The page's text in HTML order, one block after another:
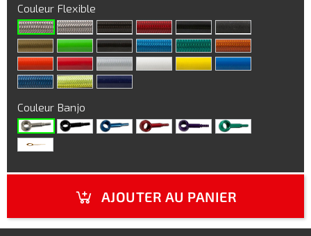
Couleur Flexible
Couleur Banjo
AJOUTER AU PANIER